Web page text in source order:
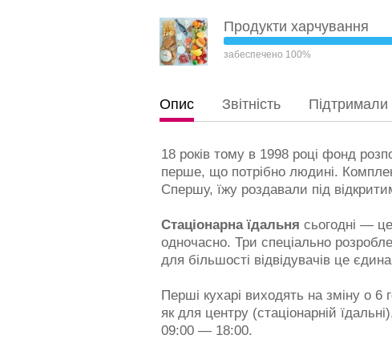
Продукти харчування
забеспечено 100%
Опис Звітність Підтримали
18 років тому в 1998 році фонд
перше, що потрібно людині.
Спершу, їжу роздавали під
Стаціонарна їдальня сьогодні —
одночасно. Три спеціально
для більшості відвідувачів це
Перші кухарі виходять на зміну о 6
як для центру (стаціонарній
09:00 — 18:00.